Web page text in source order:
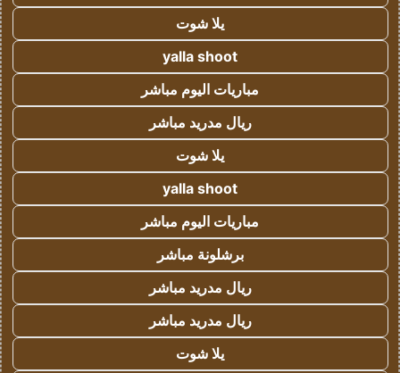
يلا شوت
yalla shoot
مباريات اليوم مباشر
ريال مدريد مباشر
يلا شوت
yalla shoot
مباريات اليوم مباشر
برشلونة مباشر
ريال مدريد مباشر
ريال مدريد مباشر
يلا شوت